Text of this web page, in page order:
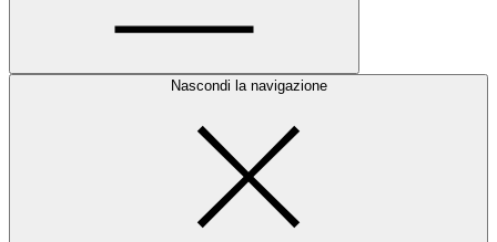
Nascondi la navigazione